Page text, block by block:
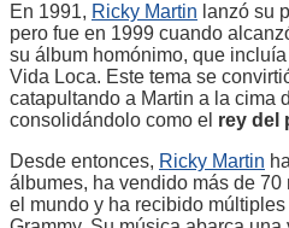
En 1991, Ricky Martin lanzó su
pero fue en 1999 cuando
su álbum homónimo, que
Vida Loca. Este tema se
catapultando a Martin a la cima
consolidándolo como el rey del
Desde entonces, Ricky Martin
álbumes, ha vendido más de
el mundo y ha recibido